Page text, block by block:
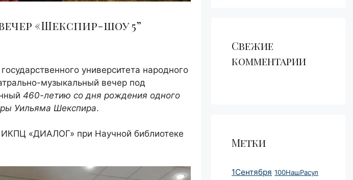
«Шекспир-шоу 5”
университета народного
музыкальный вечер под
460-летию со дня рождения одного
Уильяма Шекспира.
«ДИАЛОГ» при Научной библиотеке
Свежие
комментарии
Метки
1Сентября 100НашРасул